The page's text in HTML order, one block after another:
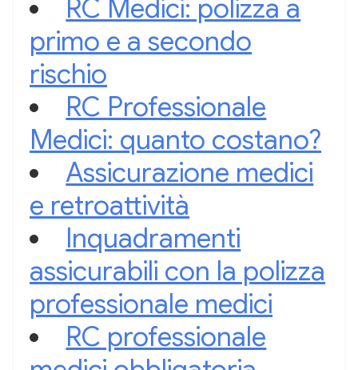
RC Medici: polizza a
primo e a secondo
rischio
RC Professionale
Medici: quanto costano?
Assicurazione medici
e retroattività
Inquadramenti
assicurabili con la polizza
professionale medici
RC professionale